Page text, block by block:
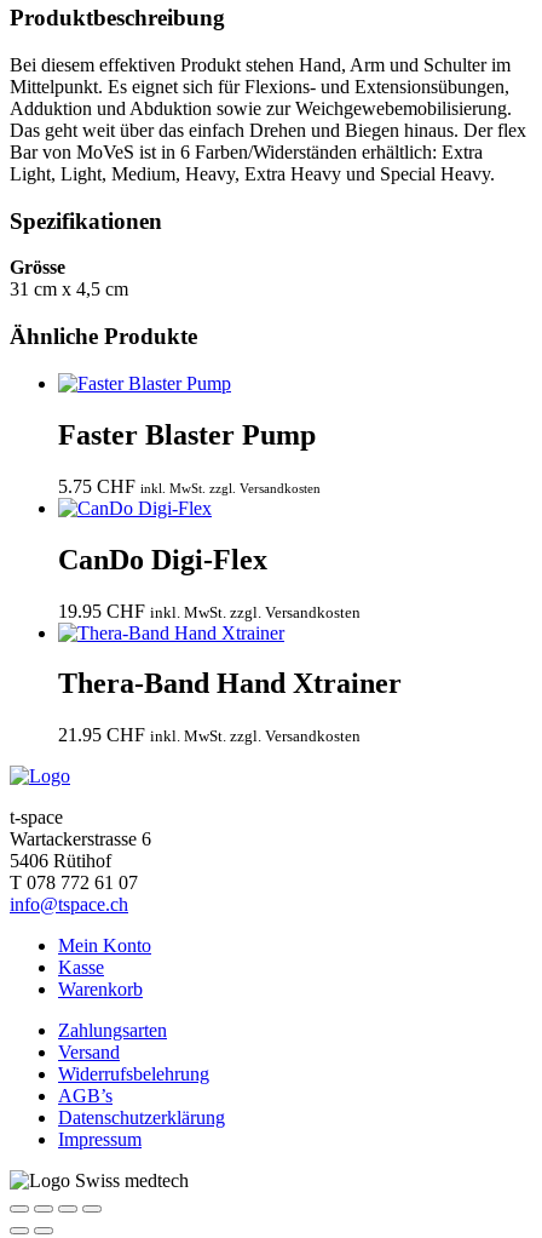
Produktbeschreibung
Bei diesem effektiven Produkt stehen Hand, Arm und Schulter im
Mittelpunkt. Es eignet sich für Flexions- und Extensionsübungen,
Adduktion und Abduktion sowie zur Weichgewebemobilisierung.
Das geht weit über das einfach Drehen und Biegen hinaus. Der flex
Bar von MoVeS ist in 6 Farben/Widerständen erhältlich: Extra
Light, Light, Medium, Heavy, Extra Heavy und Special Heavy.
Spezifikationen
Grösse
31 cm x 4,5 cm
Ähnliche Produkte
Faster Blaster Pump
5.75 CHF inkl. MwSt. zzgl. Versandkosten
CanDo Digi-Flex
19.95 CHF inkl. MwSt. zzgl. Versandkosten
Thera-Band Hand Xtrainer
21.95 CHF inkl. MwSt. zzgl. Versandkosten
t-space
Wartackerstrasse 6
5406 Rütihof
T 078 772 61 07
info@tspace.ch
Mein Konto
Kasse
Warenkorb
Zahlungsarten
Versand
Widerrufsbelehrung
AGB’s
Datenschutzerklärung
Impressum